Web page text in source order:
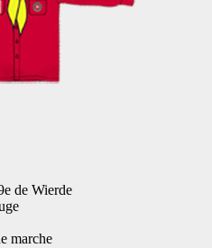
de Wierde
marche